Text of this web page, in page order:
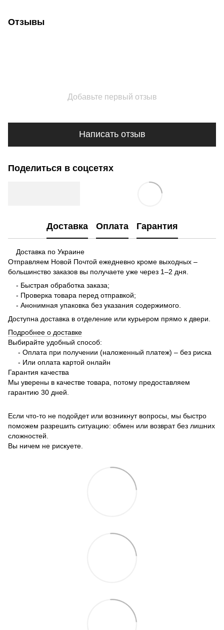
Отзывы
Добавьте первый отзыв
Написать отзыв
Поделиться в соцсетях
Доставка Оплата Гарантия
Доставка по Украине
Отправляем Новой Почтой ежедневно кроме выходных –
большинство заказов вы получаете уже через 1–2 дня.
- Быстрая обработка заказа;
- Проверка товара перед отправкой;
- Анонимная упаковка без указания содержимого.
Доступна доставка в отделение или курьером прямо к двери.
Подробнее о доставке
Выбирайте удобный способ:
- Оплата при получении (наложенный платеж) – без риска
- Или оплата картой онлайн
Гарантия качества
Мы уверены в качестве товара, потому предоставляем
гарантию 30 дней.
Если что-то не подойдет или возникнут вопросы, мы быстро
поможем разрешить ситуацию: обмен или возврат без лишних
сложностей.
Вы ничем не рискуете.